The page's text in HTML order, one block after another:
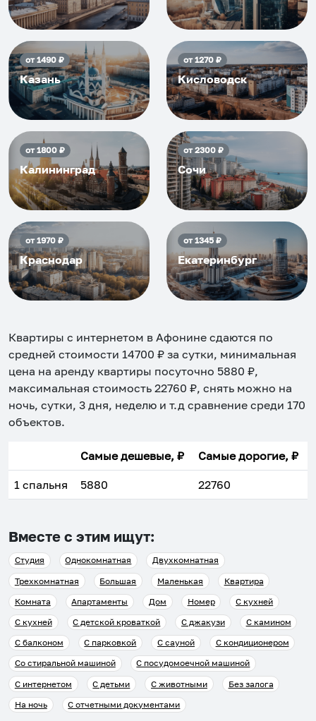
от1490₽
Казань
от1270₽
Кисловодск
от1800₽
Калининград
от2300₽
Сочи
от1970₽
Краснодар
от1345₽
Екатеринбург
Квартиры с интернетом в Афонине сдаются по
средней стоимости 14700 ₽ за сутки, минимальная
цена на аренду квартиры посуточно 5880 ₽,
максимальная стоимость 22760 ₽, снять можно на
ночь, сутки, 3 дня, неделю и т.д сравнение среди 170
объектов.
Самые дешевые, ₽ Самые дорогие, ₽
1 спальня 5880 22760
Вместе с этим ищут:
Студия Однокомнатная
Двухкомнатная
Трехкомнатная
Большая Маленькая
Квартира
Комната
Апартаменты Дом Номер
С кухней
С кухней
С детской кроваткой С джакузи
С камином
С балконом
С парковкой С сауной
С кондиционером
Со стиральной машиной
С посудомоечной машиной
С интернетом
С детьми С животными
Без залога
На ночь
С отчетными документами